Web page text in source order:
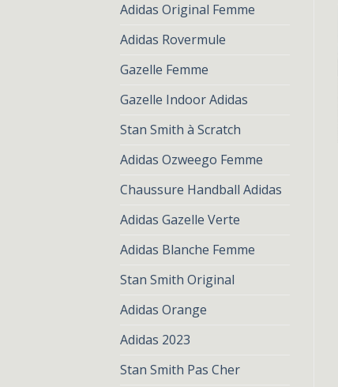
Adidas Original Femme
Adidas Rovermule
Gazelle Femme
Gazelle Indoor Adidas
Stan Smith à Scratch
Adidas Ozweego Femme
Chaussure Handball Adidas
Adidas Gazelle Verte
Adidas Blanche Femme
Stan Smith Original
Adidas Orange
Adidas 2023
Stan Smith Pas Cher
ADIDAS VERTE
59.00
ADIDAS VERTE
€81.00 €62.00